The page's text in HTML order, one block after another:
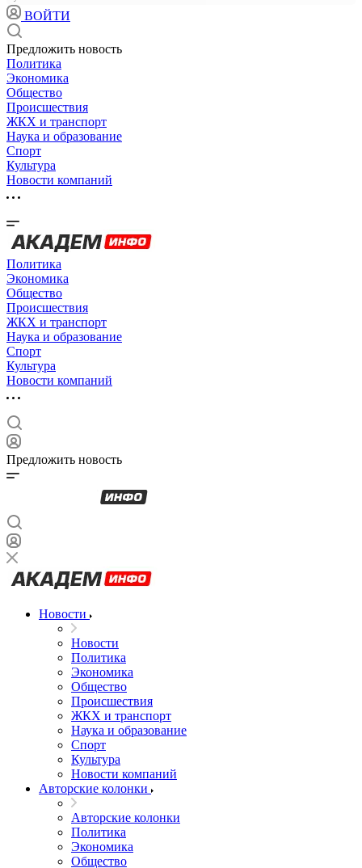
ВОЙТИ
Предложить новость
Политика
Экономика
Общество
Происшествия
ЖКХ и транспорт
Наука и образование
Спорт
Культура
Новости компаний
Политика
Экономика
Общество
Происшествия
ЖКХ и транспорт
Наука и образование
Спорт
Культура
Новости компаний
Предложить новость
Новости
Новости
Политика
Экономика
Общество
Происшествия
ЖКХ и транспорт
Наука и образование
Спорт
Культура
Новости компаний
Авторские колонки
Авторские колонки
Политика
Экономика
Общество